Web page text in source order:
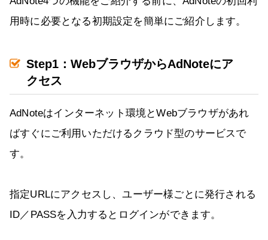
用時に必要となる初期設定を簡単にご紹介します。
Step1：WebブラウザからAdNoteにア
クセス
AdNoteはインターネット環境とWebブラウザがあれ
ばすぐにご利用いただけるクラウド型のサービスで
す。
指定URLにアクセスし、ユーザー様ごとに発行される
ID／PASSを入力するとログインができます。